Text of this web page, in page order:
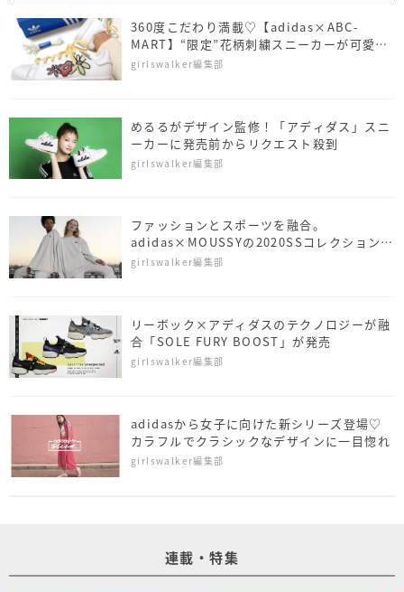
360度こだわり満載♡【adidas×ABC-
MART】“限定”花柄刺繍スニーカーが可愛す
ぎて争奪戦…！
girlswalker編集部
めるるがデザイン監修！「アディダス」スニ
ーカーに発売前からリクエスト殺到
girlswalker編集部
ファッションとスポーツを融合。
adidas×MOUSSYの2020SSコレクションが
お目見え
girlswalker編集部
リーボック×アディダスのテクノロジーが融
合「SOLE FURY BOOST」が発売
girlswalker編集部
adidasから女子に向けた新シリーズ登場♡
カラフルでクラシックなデザインに一目惚れ
girlswalker編集部
連載・特集